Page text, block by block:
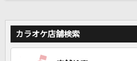
カラオケ店舗検索